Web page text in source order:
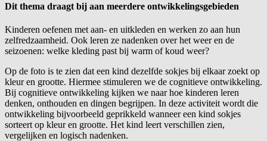
Dit thema draagt bij aan meerdere ontwikkelingsgebieden
Kinderen oefenen met aan- en uitkleden en werken zo aan hun
zelfredzaamheid. Ook leren ze nadenken over het weer en de
seizoenen: welke kleding past bij warm of koud weer?
Op de foto is te zien dat een kind dezelfde sokjes bij elkaar zoekt op
kleur en grootte. Hiermee stimuleren we de cognitieve ontwikkeling.
Bij cognitieve ontwikkeling kijken we naar hoe kinderen leren
denken, onthouden en dingen begrijpen. In deze activiteit wordt die
ontwikkeling bijvoorbeeld geprikkeld wanneer een kind sokjes
sorteert op kleur en grootte. Het kind leert verschillen zien,
vergelijken en logisch nadenken.